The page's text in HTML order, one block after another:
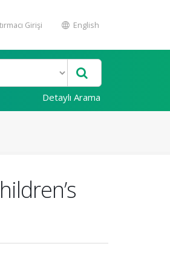
Girişi English
Detaylı Arama